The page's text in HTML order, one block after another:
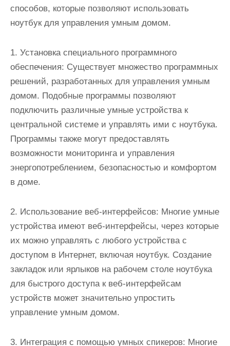
способов, которые позволяют использовать
ноутбук для управления умным домом.
1. Установка специального программного
обеспечения: Существует множество программных
решений, разработанных для управления умным
домом. Подобные программы позволяют
подключить различные умные устройства к
центральной системе и управлять ими с ноутбука.
Программы также могут предоставлять
возможности мониторинга и управления
энергопотреблением, безопасностью и комфортом
в доме.
2. Использование веб-интерфейсов: Многие умные
устройства имеют веб-интерфейсы, через которые
их можно управлять с любого устройства с
доступом в Интернет, включая ноутбук. Создание
закладок или ярлыков на рабочем столе ноутбука
для быстрого доступа к веб-интерфейсам
устройств может значительно упростить
управление умным домом.
3. Интеграция с помощью умных спикеров: Многие